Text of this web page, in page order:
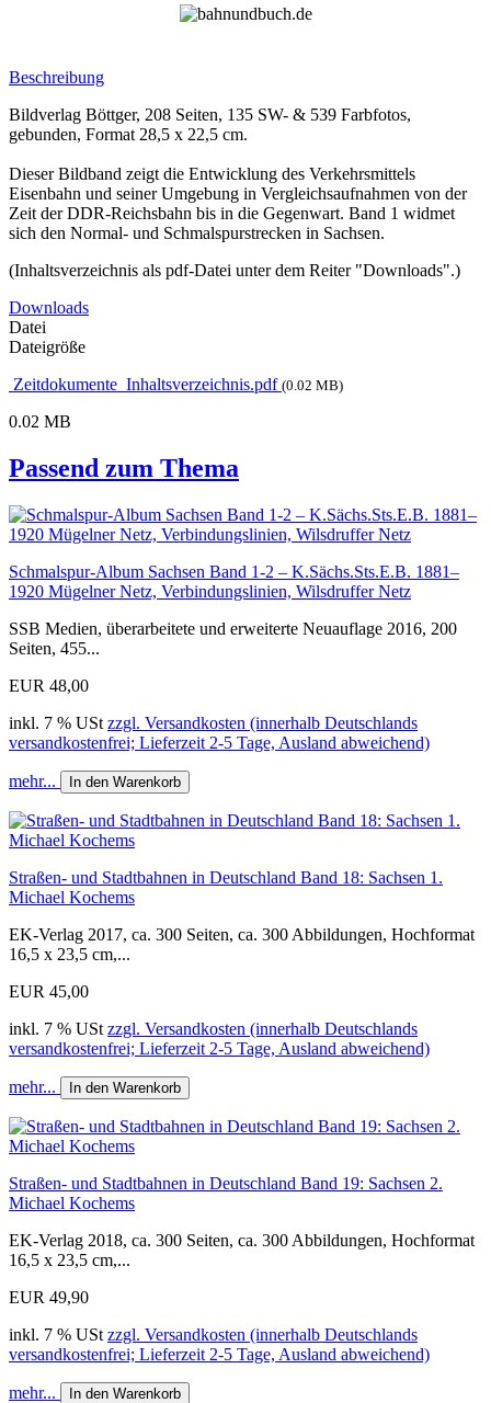
Beschreibung
Bildverlag Böttger, 208 Seiten, 135 SW- & 539 Farbfotos,
gebunden, Format 28,5 x 22,5 cm.
Dieser Bildband zeigt die Entwicklung des Verkehrsmittels
Eisenbahn und seiner Umgebung in Vergleichsaufnahmen von der
Zeit der DDR-Reichsbahn bis in die Gegenwart. Band 1 widmet
sich den Normal- und Schmalspurstrecken in Sachsen.
(Inhaltsverzeichnis als pdf-Datei unter dem Reiter "Downloads".)
Downloads
Datei
Dateigröße
Zeitdokumente_Inhaltsverzeichnis.pdf (0.02 MB)
0.02 MB
Passend zum Thema
Schmalspur-Album Sachsen Band 1-2 – K.Sächs.Sts.E.B. 1881–
1920 Mügelner Netz, Verbindungslinien, Wilsdruffer Netz
SSB Medien, überarbeitete und erweiterte Neuauflage 2016, 200
Seiten, 455...
EUR 48,00
inkl. 7 % USt zzgl. Versandkosten (innerhalb Deutschlands
versandkostenfrei; Lieferzeit 2-5 Tage, Ausland abweichend)
mehr... In den Warenkorb
Straßen- und Stadtbahnen in Deutschland Band 18: Sachsen 1.
Michael Kochems
EK-Verlag 2017, ca. 300 Seiten, ca. 300 Abbildungen, Hochformat
16,5 x 23,5 cm,...
EUR 45,00
inkl. 7 % USt zzgl. Versandkosten (innerhalb Deutschlands
versandkostenfrei; Lieferzeit 2-5 Tage, Ausland abweichend)
mehr... In den Warenkorb
Straßen- und Stadtbahnen in Deutschland Band 19: Sachsen 2.
Michael Kochems
EK-Verlag 2018, ca. 300 Seiten, ca. 300 Abbildungen, Hochformat
16,5 x 23,5 cm,...
EUR 49,90
inkl. 7 % USt zzgl. Versandkosten (innerhalb Deutschlands
versandkostenfrei; Lieferzeit 2-5 Tage, Ausland abweichend)
mehr... In den Warenkorb